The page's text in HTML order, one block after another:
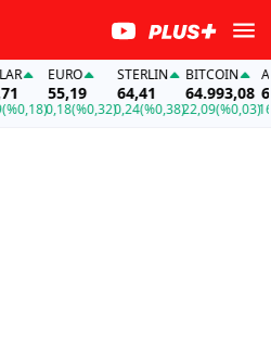
EURO
55,19
0,18(%0,32)
STERLIN
64,41
0,24(%0,38)
BITCOIN
64.993,08
22,09(%0,03)